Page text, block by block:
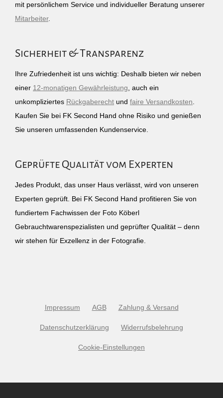
mit persönlichem Service und individueller Beratung unserer
Mitarbeiter.
Sicherheit & Transparenz
Ihre Zufriedenheit ist uns wichtig: Deshalb bieten wir neben
einer 12-monatigen Gewährleistung, auch ein
unkompliziertes Rückgaberecht und faire Versandkosten.
Kaufen Sie bei FK Second Hand ohne Risiko und genießen
Sie unseren umfassenden Kundenservice.
Geprüfte Qualität vom Experten
Jedes Produkt, das unser Haus verlässt, wird von unseren
Experten geprüft. Bei FK Second Hand profitieren Sie von
fundiertem Fachwissen der Foto Köberl
Gebrauchtwarenspezialisten und geprüfter Qualität – denn
wir stehen für Exzellenz in der Fotografie.
Impressum AGB Zahlung & Versand
Datenschutzerklärung Widerrufsbelehrung
Cookie-Einstellungen